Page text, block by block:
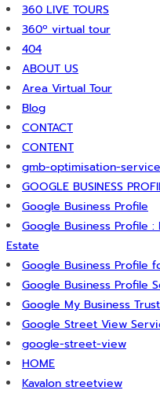
360 LIVE TOURS
360º virtual tour
404
ABOUT US
Area Virtual Tour
Blog
CONTACT
CONTENT
gmb-optimisation-service
GOOGLE BUSINESS
Google Business Profile
Google Business Profile :
Estate
Google Business Profile
Google Business Profile
Google My Business
Google Street View
google-street-view
HOME
Kavalon streetview